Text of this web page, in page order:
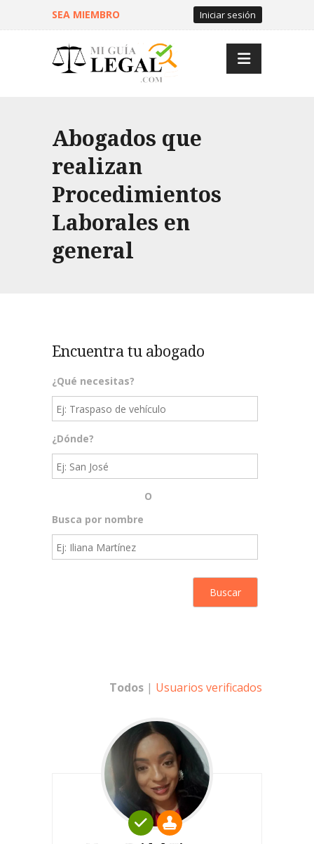
SEA MIEMBRO Iniciar sesión
Abogados que
realizan
Procedimientos
Laborales en
general
Encuentra tu abogado
¿Qué necesitas?
¿Dónde?
O
Busca por nombre
Todos | Usuarios verificados